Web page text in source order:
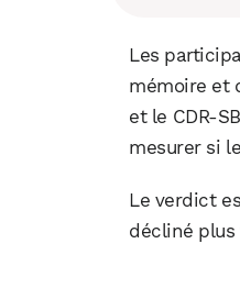
Les
mémoire et
et le CDR-
mesurer si
Le verdict
décliné plus